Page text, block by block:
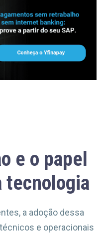
e o papel
tecnologia
a adoção dessa
e operacionais